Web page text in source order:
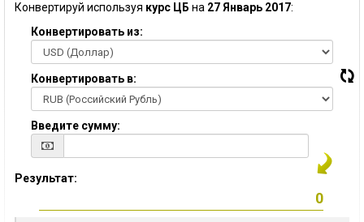
Конвертируй используя курс ЦБ на 27 Январь 2017:
Конвертировать из:
Конвертировать в:
Введите сумму:
Результат: